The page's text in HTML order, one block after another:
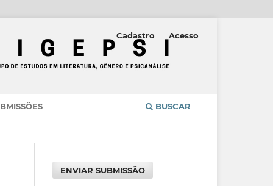
BUSCAR
Cadastro Acesso
ENVIAR SUBMISSÃO